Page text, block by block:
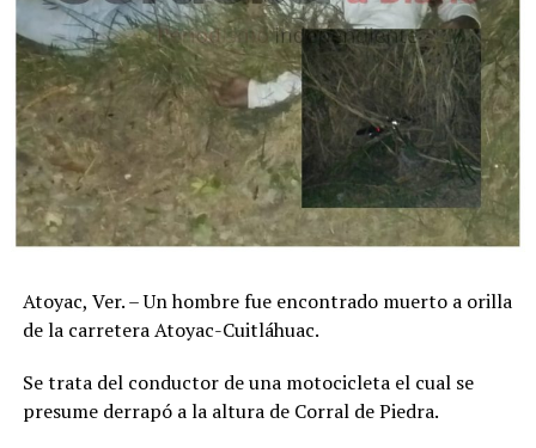
Atoyac, Ver. – Un hombre fue encontrado muerto a orilla
de la carretera Atoyac-Cuitláhuac.
Se trata del conductor de una motocicleta el cual se
presume derrapó a la altura de Corral de Piedra.